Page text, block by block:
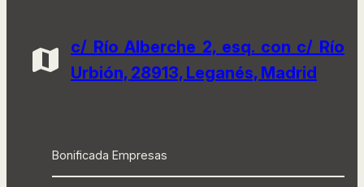
c/ Río Alberche 2, esq. con c/ Río
Urbión, 28913, Leganés, Madrid
Bonificada Empresas